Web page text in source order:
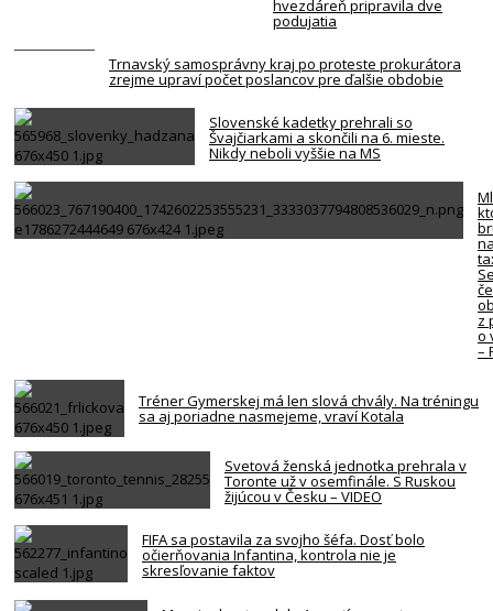
hvezdáreň pripravila dve
podujatia
Trnavský samosprávny kraj po proteste prokurátora
zrejme upraví počet poslancov pre ďalšie obdobie
Slovenské kadetky prehrali so
Švajčiarkami a skončili na 6. mieste.
Nikdy neboli vyššie na MS
z
o
–
Tréner Gymerskej má len slová chvály. Na tréningu
sa aj poriadne nasmejeme, vraví Kotala
Svetová ženská jednotka prehrala v
Toronte už v osemfinále. S Ruskou
žijúcou v Česku – VIDEO
FIFA sa postavila za svojho šéfa. Dosť bolo
očierňovania Infantina, kontrola nie je
skresľovanie faktov